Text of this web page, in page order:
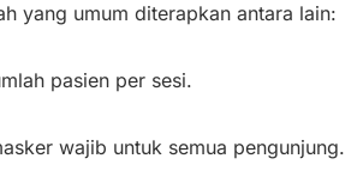
yang umum diterapkan antara lain:
pasien per sesi.
wajib untuk semua pengunjung.